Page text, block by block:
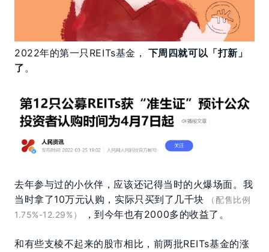
2022年的第一只REITs基金， 下周四就可以「打新」
了。
去年参与过的小伙伴，应该还记得当时的火爆场面。我
当时拿了10万元认购，实际只买到了几千块
（配售比例
1.75%-12.29%）
，到今年也有2000多的收益了。
和有些支棱不起来的股市相比，前两批REITs基金的涨